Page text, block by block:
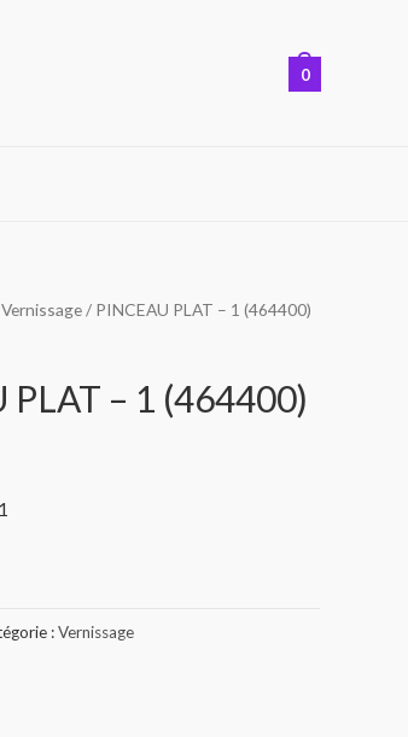
0
Vernissage/ PINCEAU PLAT – 1 (464400)
PLAT – 1 (464400)
:Vernissage